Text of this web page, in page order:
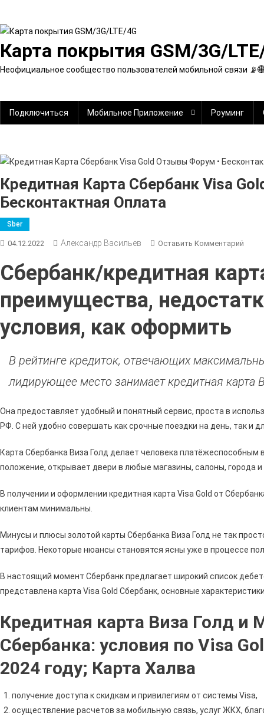
содержимому
Карта покрытия GSM/3G/
Неофициальное сообщество пользователей мобильной связи
Подключиться Мобильное Приложение Роуминг
Кредитная Карта Сбербанк Visa
Бесконтактная Оплата
Sber
04.12.2022 Александр Васильев Оставить Комментарий
Карта
Visa
Gold
Сбербанк/кредитная
преимущества,
условия, как оформить
В рейтинге кредиток, отвечающих
лидирующее место занимает кредитная карта
Она предоставляет удобный и понятный сервис, проста в
РФ. С ней удобно совершать как срочные поездки на день, так и
Карта Сбербанка Виза Голд делает человека платёжеспособным
положение, открывает двери в любые магазины, салоны, города
В получении и оформлении кредитная карта Visa Gold от
клиентам минимальны.
Минусы и плюсы золотой карты Сбербанка Виза Голд не так
тарифов. Некоторые нюансы становятся ясны уже в процессе
В настоящий момент Сбербанк предлагает широкий список
представлена карта Visa Gold Сбербанк, основные
Кредитная карта Виза Голд и
Сбербанка: условия по Visa
2024 году; Карта Халва
получение доступа к скидкам и привилегиям от системы Visa,
осуществление расчетов за мобильную связь, услуг ЖКХ,